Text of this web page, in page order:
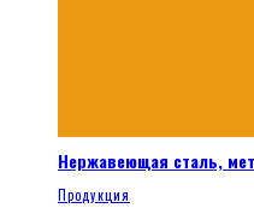
Нержавеющая сталь,
Продукция